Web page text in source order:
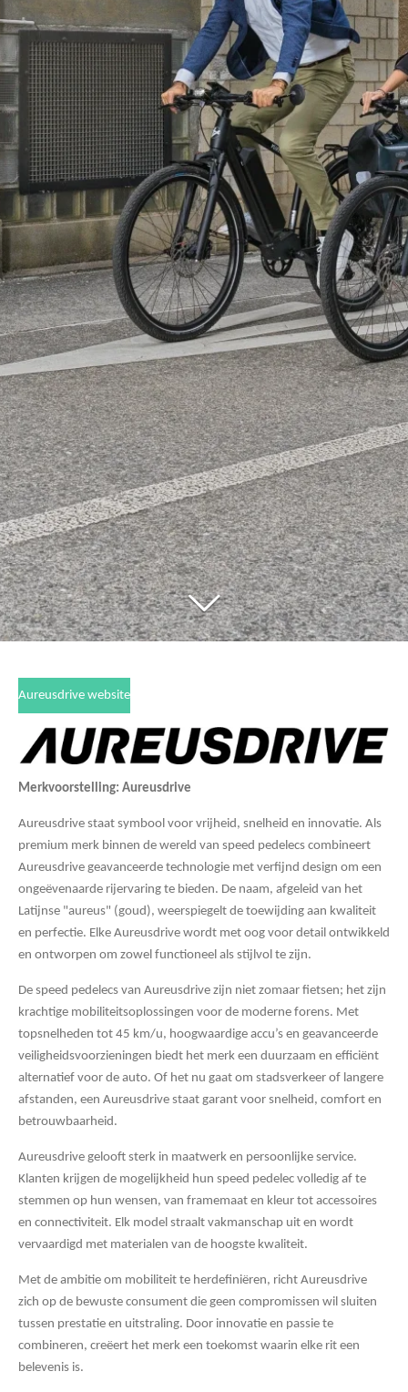
Aureusdrive website
Merkvoorstelling: Aureusdrive
Aureusdrive staat symbool voor vrijheid, snelheid en innovatie. Als
premium merk binnen de wereld van speed pedelecs combineert
Aureusdrive geavanceerde technologie met verfijnd design om een
ongeëvenaarde rijervaring te bieden. De naam, afgeleid van het
Latijnse "aureus" (goud), weerspiegelt de toewijding aan kwaliteit
en perfectie. Elke Aureusdrive wordt met oog voor detail ontwikkeld
en ontworpen om zowel functioneel als stijlvol te zijn.
De speed pedelecs van Aureusdrive zijn niet zomaar fietsen; het zijn
krachtige mobiliteitsoplossingen voor de moderne forens. Met
topsnelheden tot 45 km/u, hoogwaardige accu’s en geavanceerde
veiligheidsvoorzieningen biedt het merk een duurzaam en efficiënt
alternatief voor de auto. Of het nu gaat om stadsverkeer of langere
afstanden, een Aureusdrive staat garant voor snelheid, comfort en
betrouwbaarheid.
Aureusdrive gelooft sterk in maatwerk en persoonlijke service.
Klanten krijgen de mogelijkheid hun speed pedelec volledig af te
stemmen op hun wensen, van framemaat en kleur tot accessoires
en connectiviteit. Elk model straalt vakmanschap uit en wordt
vervaardigd met materialen van de hoogste kwaliteit.
Met de ambitie om mobiliteit te herdefiniëren, richt Aureusdrive
zich op de bewuste consument die geen compromissen wil sluiten
tussen prestatie en uitstraling. Door innovatie en passie te
combineren, creëert het merk een toekomst waarin elke rit een
belevenis is.